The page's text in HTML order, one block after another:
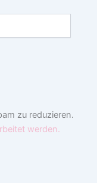
zu reduzieren.
werden.